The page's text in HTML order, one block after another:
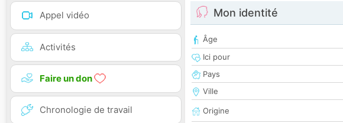
Appel vidéo
Activités
Faire un don
Chronologie de travail
Mon identité
Âge
Ici pour
Pays
Ville
Origine